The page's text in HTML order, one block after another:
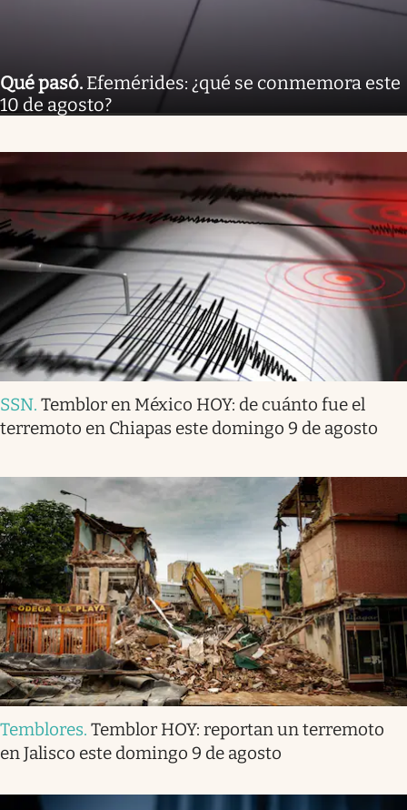
Qué pasó. Efemérides: ¿qué se conmemora este
10 de agosto?
SSN. Temblor en México HOY: de cuánto fue el
terremoto en Chiapas este domingo 9 de agosto
Temblores. Temblor HOY: reportan un terremoto
en Jalisco este domingo 9 de agosto